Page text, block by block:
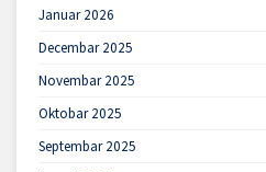
Januar 2026
Decembar 2025
Novembar 2025
Oktobar 2025
Septembar 2025